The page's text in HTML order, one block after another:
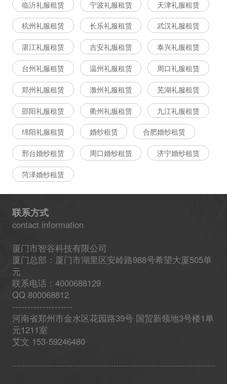
临沂礼服租赁 宁波礼服租赁 天津礼服租赁
杭州礼服租赁 长乐礼服租赁 武汉礼服租赁
湛江礼服租赁 吉安礼服租赁 泰兴礼服租赁
台州礼服租赁 温州礼服租赁 周口礼服租赁
郑州礼服租赁 滁州礼服租赁 芜湖礼服租赁
邵阳礼服租赁 衢州礼服租赁 九江礼服租赁
绵阳礼服租赁 婚纱租赁 合肥婚纱租赁
邢台婚纱租赁 周口婚纱租赁 济宁婚纱租赁
菏泽婚纱租赁
联系方式
contact information
厦门市智谷科技有限公司
厦门总部：厦门市湖里区安岭路988号希望大厦505单
元
联系电话：4000688129
QQ 800068812
--------------------
河南省郑州市金水区花园路39号 国贸新领地3号楼1单
元1211室
艾文 153-59246480